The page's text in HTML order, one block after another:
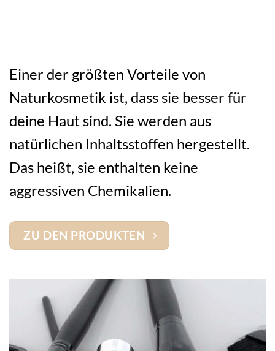
Einer der größten Vorteile von
Naturkosmetik ist, dass sie besser für
deine Haut sind. Sie werden aus
natürlichen Inhaltsstoffen hergestellt.
Das heißt, sie enthalten keine
aggressiven Chemikalien.
ZU DEN PRODUKTEN